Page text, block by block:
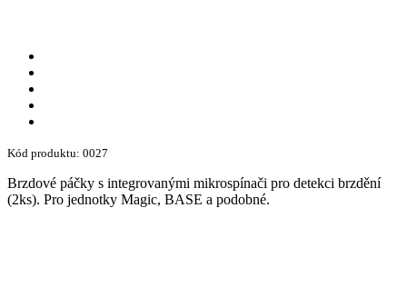
Kód produktu: 0027
Brzdové páčky s integrovanými mikrospínači pro detekci brzdění
(2ks). Pro jednotky Magic, BASE a podobné.